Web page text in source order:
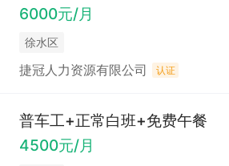
6000元/月
徐水区
捷冠人力资源有限公司 认证
普车工+正常白班+免费午餐
4500元/月